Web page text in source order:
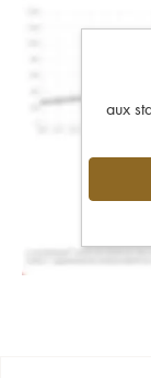
aux